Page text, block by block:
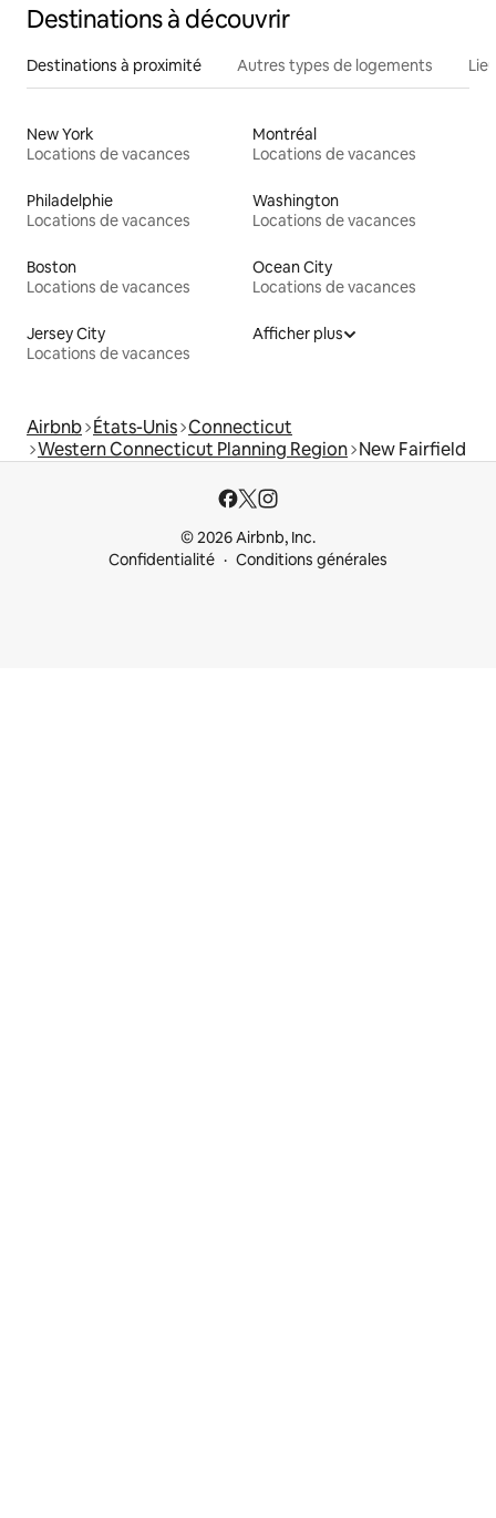
Destinations à découvrir
Destinations à proximité Autres types de logements
New York
Locations de vacances
Montréal
Locations de vacances
Philadelphie
Locations de vacances
Washington
Locations de vacances
Boston
Locations de vacances
Ocean City
Locations de vacances
Jersey City
Locations de vacances
Afficher plus
Airbnb États-Unis Connecticut
Western Connecticut Planning Region New Fairfield
© 2026 Airbnb, Inc.
Confidentialité
Conditions générales